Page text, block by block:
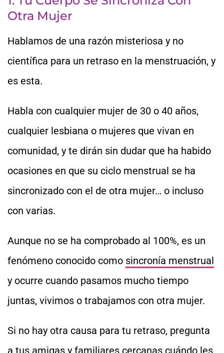
Otra Mujer
Hablamos de una razón misteriosa y no
científica para un retraso en la menstruación, y
es esta.
Habla con cualquier mujer de 30 o 40 años,
cualquier lesbiana o mujeres que vivan en
comunidad, y te dirán sin dudar que ha habido
ocasiones en que su ciclo menstrual se ha
sincronizado con el de otra mujer… o incluso
con varias.
Aunque no se ha comprobado al 100%, es un
fenómeno conocido como sincronía menstrual
y ocurre cuando pasamos mucho tiempo
juntas, vivimos o trabajamos con otra mujer.
Si no hay otra causa para tu retraso, pregunta
a tus amigas y familiares cercanas cuándo les